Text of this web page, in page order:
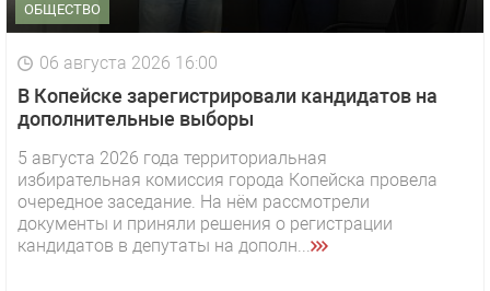
ОБЩЕСТВО
06 августа 2026 16:00
В Копейске зарегистрировали кандидатов на
дополнительные выборы
5 августа 2026 года территориальная
избирательная комиссия города Копейска провела
очередное заседание. На нём рассмотрели
документы и приняли решения о регистрации
кандидатов в депутаты на дополн...